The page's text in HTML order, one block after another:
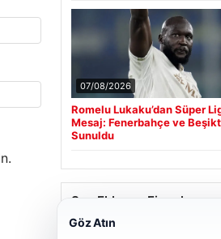
07/08/2026
Romelu Lukaku’dan Süper
Mesaj: Fenerbahçe ve
Sunuldu
Son Eklenen Firmalar
Göz Atın